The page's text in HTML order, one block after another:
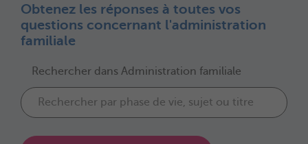
Obtenez les réponses à toutes vos
questions concernant l'administration
familiale
Rechercher dans Administration familiale